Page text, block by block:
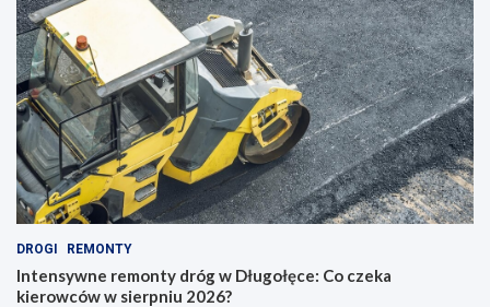
DROGI REMONTY
Intensywne remonty dróg w Długołęce: Co czeka
kierowców w sierpniu 2026?